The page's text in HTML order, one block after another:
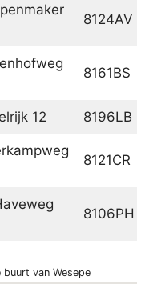
8124AV
8161BS
12 8196LB
8121CR
8106PH
van Wesepe